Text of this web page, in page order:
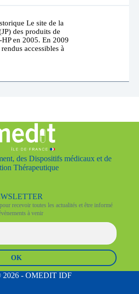
Le site de la
des produits de
HP en 2005. En 2009
accessibles à
des Dispositifs médicaux et de
Thérapeutique
recevoir toutes les actualités et être informé
à venir
2026 - OMEDIT IDF